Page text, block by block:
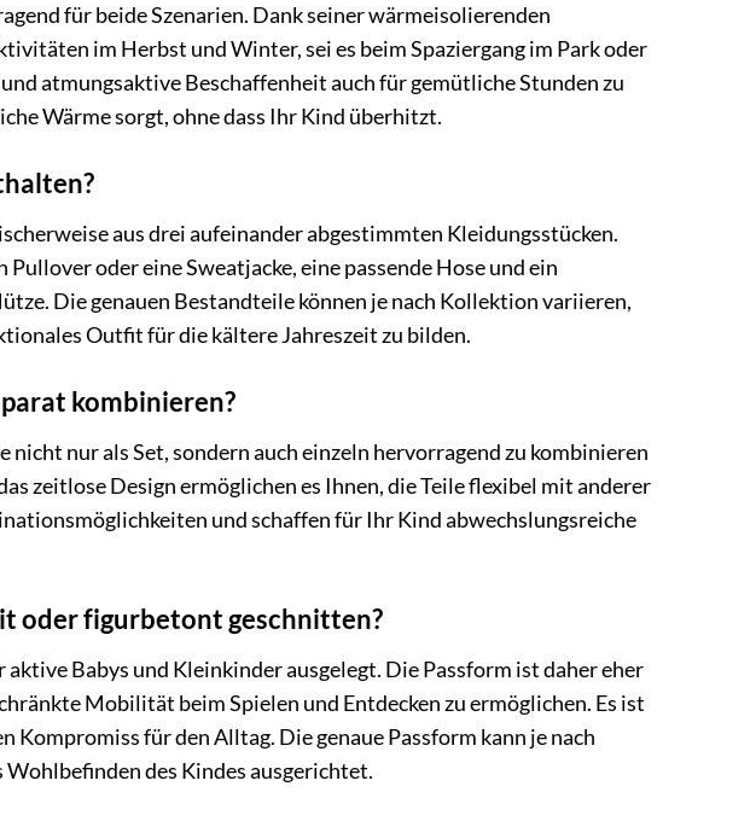
für beide Szenarien. Dank seiner wärmeisolierenden
im Herbst und Winter, sei es beim Spaziergang im Park oder
atmungsaktive Beschaffenheit auch für gemütliche Stunden zu
Wärme sorgt, ohne dass Ihr Kind überhitzt.
aus drei aufeinander abgestimmten Kleidungsstücken.
Pullover oder eine Sweatjacke, eine passende Hose und ein
Die genauen Bestandteile können je nach Kollektion variieren,
Outfit für die kältere Jahreszeit zu bilden.
kombinieren?
nicht nur als Set, sondern auch einzeln hervorragend zu kombinieren
zeitlose Design ermöglichen es Ihnen, die Teile flexibel mit anderer
und schaffen für Ihr Kind abwechslungsreiche
oder figurbetont geschnitten?
Babys und Kleinkinder ausgelegt. Die Passform ist daher eher
Mobilität beim Spielen und Entdecken zu ermöglichen. Es ist
für den Alltag. Die genaue Passform kann je nach
des Kindes ausgerichtet.